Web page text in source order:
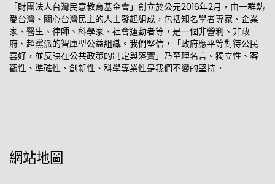
「財團法人台灣民意教育基金會」創立於公元2016年2月，由一群熱
愛台灣、關心台灣民主的人士發起組成，包括知名學者專家、企業
家、醫生、律師、科學家、社會運動者等，是一個非營利、非政
府、超黨派的智庫型公益組織。我們堅信，「政府應平等對待公民
喜好，並反映在公共政策的制定與落實」乃至理名言。獨立性、客
觀性、準確性、創新性、科學專業性是我們不變的堅持。
網站地圖